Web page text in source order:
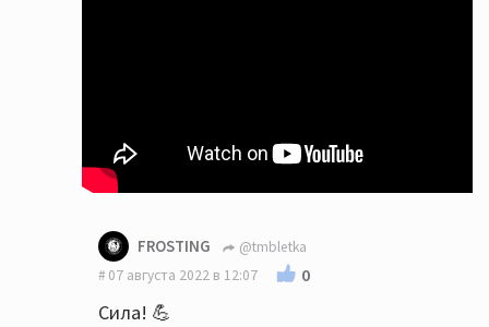
FROSTING
@tmbletka
07 августа 2022 в 12:07
0
Сила! 💪